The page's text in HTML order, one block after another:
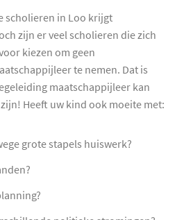
scholieren in Loo krijgt
zijn er veel scholieren die zich
kiezen om geen
te nemen. Dat is
maatschappijleer kan
Heeft uw kind ook moeite met:
grote stapels huiswerk?